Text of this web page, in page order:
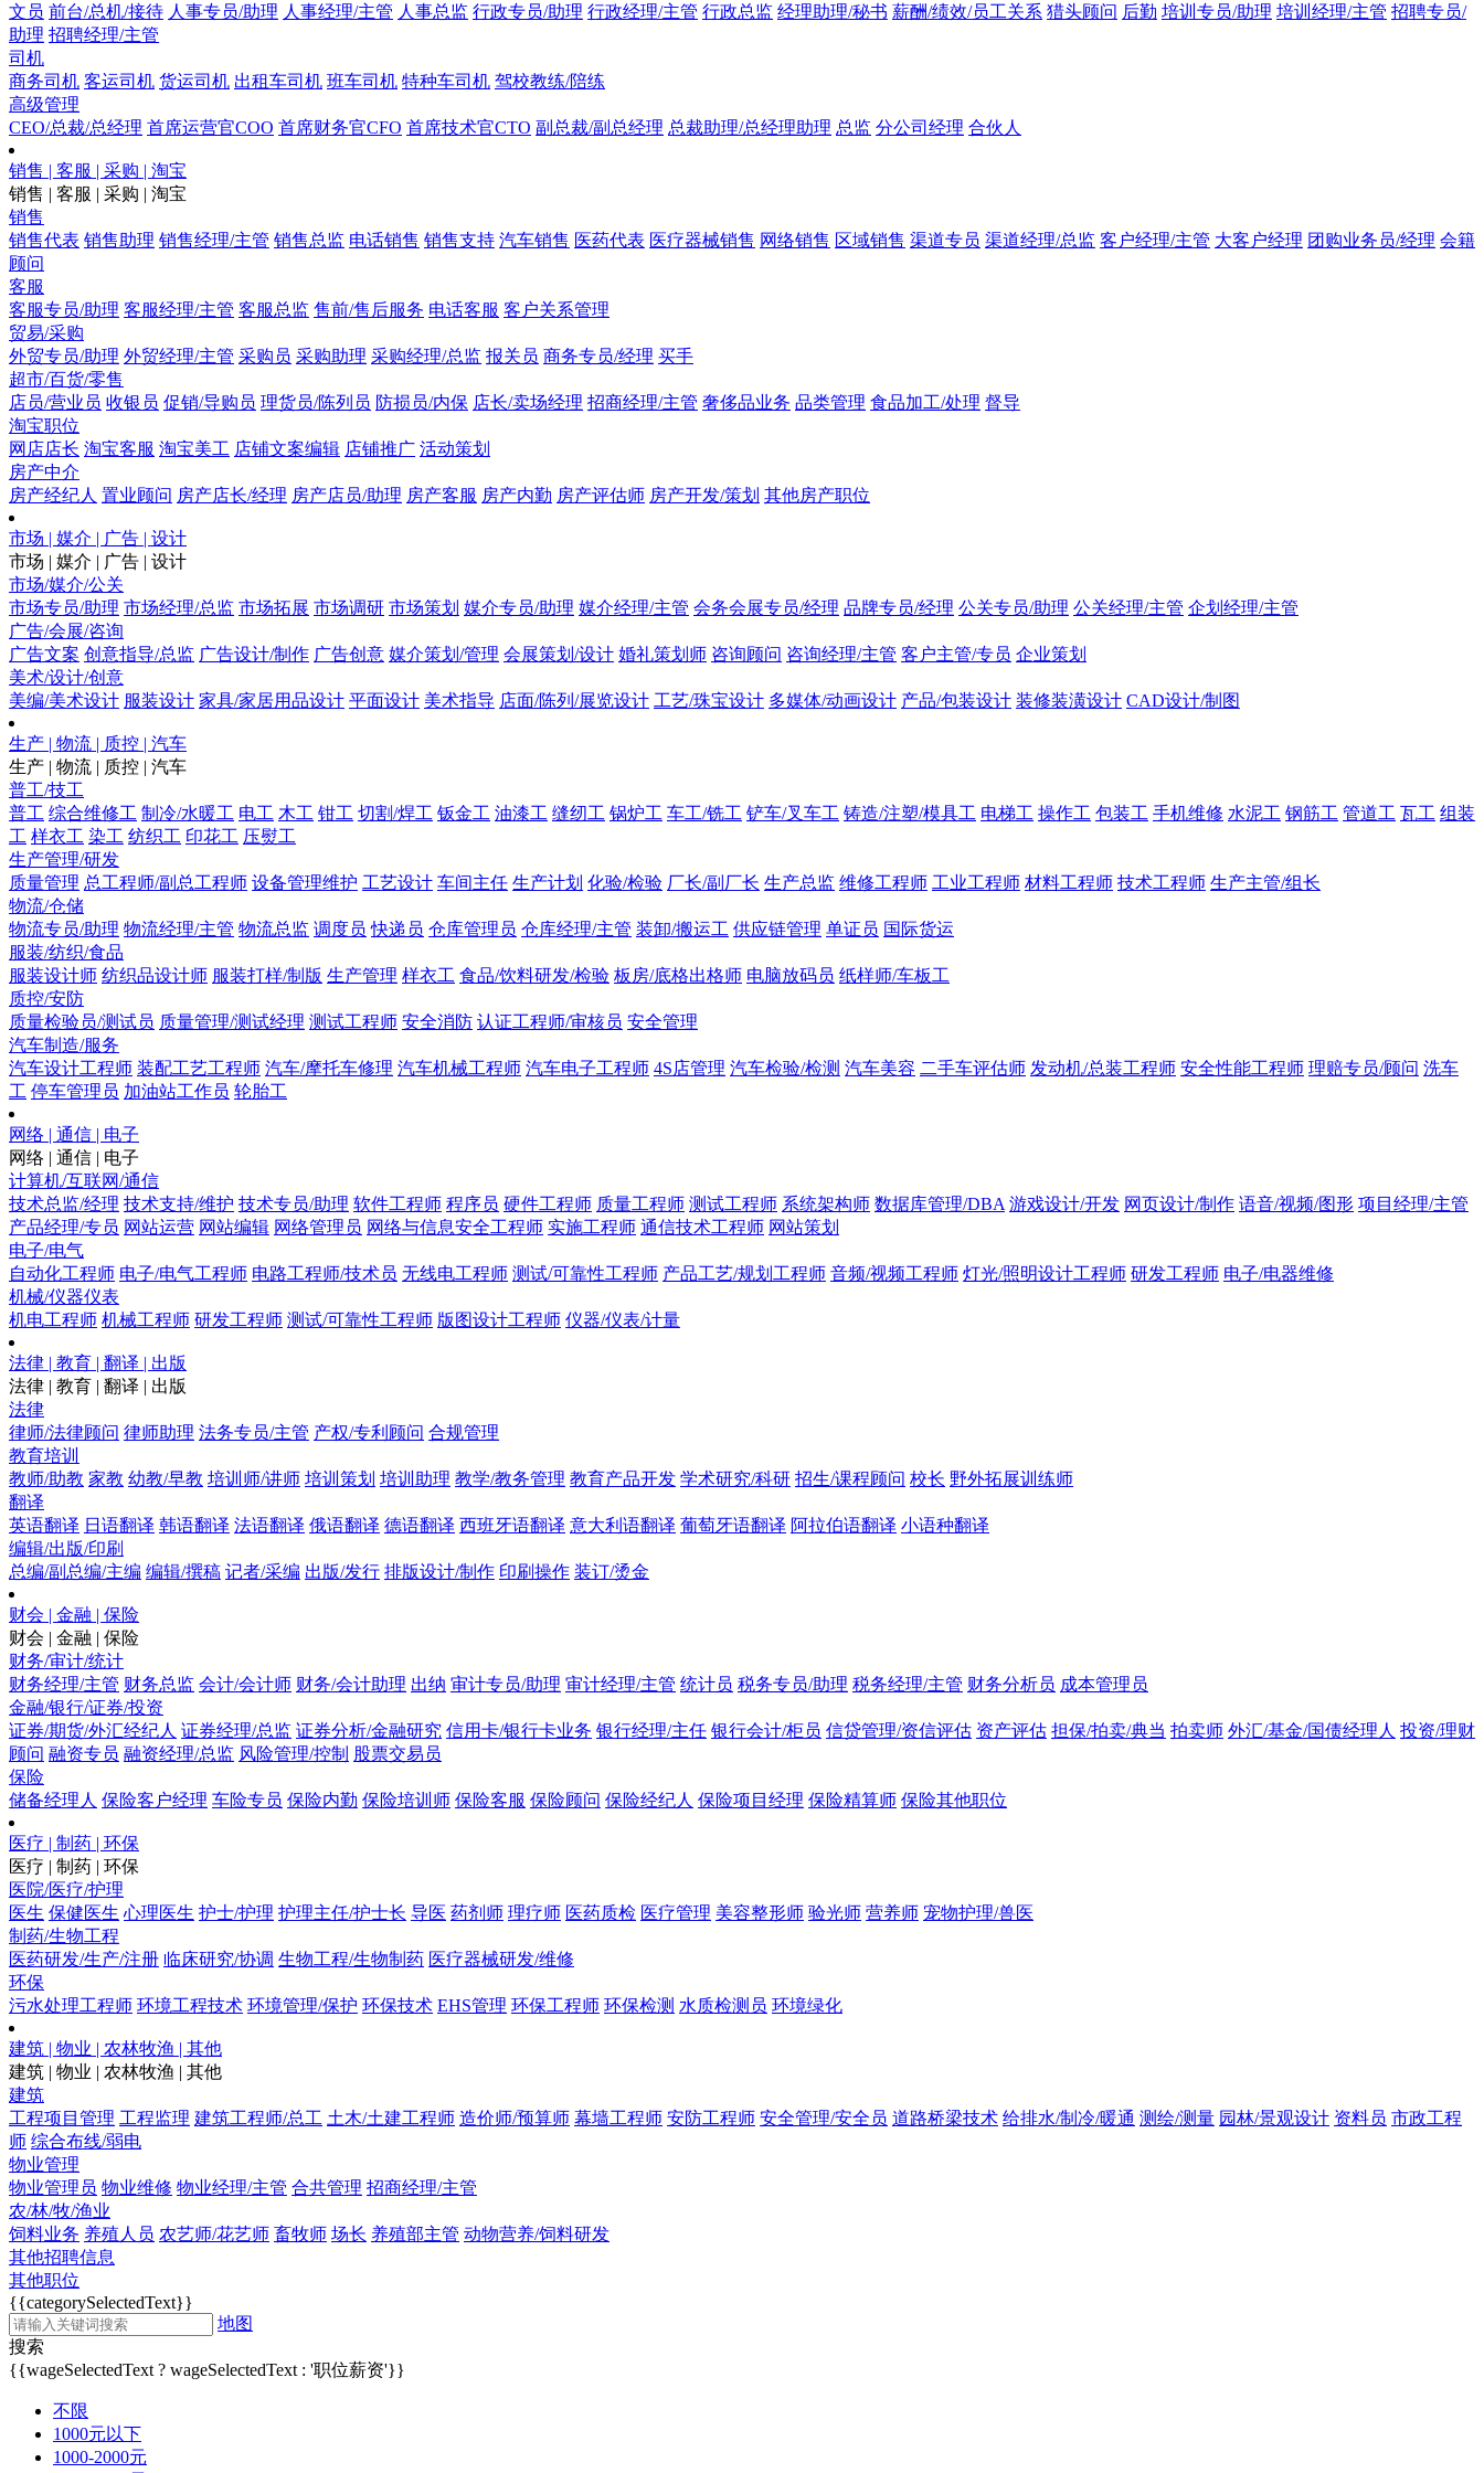
文员 前台/总机/接待 人事专员/助理 人事经理/主管 人事总监 行政专员/助理 行政经理/主管 行政总监 经理助理/秘书 薪酬/绩效/员工关系 猎头顾问 后勤 培训专员/助理 培训经理/主管 招聘专员/
助理 招聘经理/主管
司机
商务司机 客运司机 货运司机 出租车司机 班车司机 特种车司机 驾校教练/陪练
高级管理
CEO/总裁/总经理 首席运营官COO 首席财务官CFO 首席技术官CTO 副总裁/副总经理 总裁助理/总经理助理 总监 分公司经理 合伙人
销售 | 客服 | 采购 | 淘宝
销售 | 客服 | 采购 | 淘宝
销售
销售代表 销售助理 销售经理/主管 销售总监 电话销售 销售支持 汽车销售 医药代表 医疗器械销售 网络销售 区域销售 渠道专员 渠道经理/总监 客户经理/主管 大客户经理 团购业务员/经理 会籍
顾问
客服
客服专员/助理 客服经理/主管 客服总监 售前/售后服务 电话客服 客户关系管理
贸易/采购
外贸专员/助理 外贸经理/主管 采购员 采购助理 采购经理/总监 报关员 商务专员/经理 买手
超市/百货/零售
店员/营业员 收银员 促销/导购员 理货员/陈列员 防损员/内保 店长/卖场经理 招商经理/主管 奢侈品业务 品类管理 食品加工/处理 督导
淘宝职位
网店店长 淘宝客服 淘宝美工 店铺文案编辑 店铺推广 活动策划
房产中介
房产经纪人 置业顾问 房产店长/经理 房产店员/助理 房产客服 房产内勤 房产评估师 房产开发/策划 其他房产职位
市场 | 媒介 | 广告 | 设计
市场 | 媒介 | 广告 | 设计
市场/媒介/公关
市场专员/助理 市场经理/总监 市场拓展 市场调研 市场策划 媒介专员/助理 媒介经理/主管 会务会展专员/经理 品牌专员/经理 公关专员/助理 公关经理/主管 企划经理/主管
广告/会展/咨询
广告文案 创意指导/总监 广告设计/制作 广告创意 媒介策划/管理 会展策划/设计 婚礼策划师 咨询顾问 咨询经理/主管 客户主管/专员 企业策划
美术/设计/创意
美编/美术设计 服装设计 家具/家居用品设计 平面设计 美术指导 店面/陈列/展览设计 工艺/珠宝设计 多媒体/动画设计 产品/包装设计 装修装潢设计 CAD设计/制图
生产 | 物流 | 质控 | 汽车
生产 | 物流 | 质控 | 汽车
普工/技工
普工 综合维修工 制冷/水暖工 电工 木工 钳工 切割/焊工 钣金工 油漆工 缝纫工 锅炉工 车工/铣工 铲车/叉车工 铸造/注塑/模具工 电梯工 操作工 包装工 手机维修 水泥工 钢筋工 管道工 瓦工 组装
工 样衣工 染工 纺织工 印花工 压熨工
生产管理/研发
质量管理 总工程师/副总工程师 设备管理维护 工艺设计 车间主任 生产计划 化验/检验 厂长/副厂长 生产总监 维修工程师 工业工程师 材料工程师 技术工程师 生产主管/组长
物流/仓储
物流专员/助理 物流经理/主管 物流总监 调度员 快递员 仓库管理员 仓库经理/主管 装卸/搬运工 供应链管理 单证员 国际货运
服装/纺织/食品
服装设计师 纺织品设计师 服装打样/制版 生产管理 样衣工 食品/饮料研发/检验 板房/底格出格师 电脑放码员 纸样师/车板工
质控/安防
质量检验员/测试员 质量管理/测试经理 测试工程师 安全消防 认证工程师/审核员 安全管理
汽车制造/服务
汽车设计工程师 装配工艺工程师 汽车/摩托车修理 汽车机械工程师 汽车电子工程师 4S店管理 汽车检验/检测 汽车美容 二手车评估师 发动机/总装工程师 安全性能工程师 理赔专员/顾问 洗车
工 停车管理员 加油站工作员 轮胎工
网络 | 通信 | 电子
网络 | 通信 | 电子
计算机/互联网/通信
技术总监/经理 技术支持/维护 技术专员/助理 软件工程师 程序员 硬件工程师 质量工程师 测试工程师 系统架构师 数据库管理/DBA 游戏设计/开发 网页设计/制作 语音/视频/图形 项目经理/主管
产品经理/专员 网站运营 网站编辑 网络管理员 网络与信息安全工程师 实施工程师 通信技术工程师 网站策划
电子/电气
自动化工程师 电子/电气工程师 电路工程师/技术员 无线电工程师 测试/可靠性工程师 产品工艺/规划工程师 音频/视频工程师 灯光/照明设计工程师 研发工程师 电子/电器维修
机械/仪器仪表
机电工程师 机械工程师 研发工程师 测试/可靠性工程师 版图设计工程师 仪器/仪表/计量
法律 | 教育 | 翻译 | 出版
法律 | 教育 | 翻译 | 出版
法律
律师/法律顾问 律师助理 法务专员/主管 产权/专利顾问 合规管理
教育培训
教师/助教 家教 幼教/早教 培训师/讲师 培训策划 培训助理 教学/教务管理 教育产品开发 学术研究/科研 招生/课程顾问 校长 野外拓展训练师
翻译
英语翻译 日语翻译 韩语翻译 法语翻译 俄语翻译 德语翻译 西班牙语翻译 意大利语翻译 葡萄牙语翻译 阿拉伯语翻译 小语种翻译
编辑/出版/印刷
总编/副总编/主编 编辑/撰稿 记者/采编 出版/发行 排版设计/制作 印刷操作 装订/烫金
财会 | 金融 | 保险
财会 | 金融 | 保险
财务/审计/统计
财务经理/主管 财务总监 会计/会计师 财务/会计助理 出纳 审计专员/助理 审计经理/主管 统计员 税务专员/助理 税务经理/主管 财务分析员 成本管理员
金融/银行/证券/投资
证券/期货/外汇经纪人 证券经理/总监 证券分析/金融研究 信用卡/银行卡业务 银行经理/主任 银行会计/柜员 信贷管理/资信评估 资产评估 担保/拍卖/典当 拍卖师 外汇/基金/国债经理人 投资/理财
顾问 融资专员 融资经理/总监 风险管理/控制 股票交易员
保险
储备经理人 保险客户经理 车险专员 保险内勤 保险培训师 保险客服 保险顾问 保险经纪人 保险项目经理 保险精算师 保险其他职位
医疗 | 制药 | 环保
医疗 | 制药 | 环保
医院/医疗/护理
医生 保健医生 心理医生 护士/护理 护理主任/护士长 导医 药剂师 理疗师 医药质检 医疗管理 美容整形师 验光师 营养师 宠物护理/兽医
制药/生物工程
医药研发/生产/注册 临床研究/协调 生物工程/生物制药 医疗器械研发/维修
环保
污水处理工程师 环境工程技术 环境管理/保护 环保技术 EHS管理 环保工程师 环保检测 水质检测员 环境绿化
建筑 | 物业 | 农林牧渔 | 其他
建筑 | 物业 | 农林牧渔 | 其他
建筑
工程项目管理 工程监理 建筑工程师/总工 土木/土建工程师 造价师/预算师 幕墙工程师 安防工程师 安全管理/安全员 道路桥梁技术 给排水/制冷/暖通 测绘/测量 园林/景观设计 资料员 市政工程
师 综合布线/弱电
物业管理
物业管理员 物业维修 物业经理/主管 合共管理 招商经理/主管
农/林/牧/渔业
饲料业务 养殖人员 农艺师/花艺师 畜牧师 场长 养殖部主管 动物营养/饲料研发
其他招聘信息
其他职位
{{categorySelectedText}}
地图
搜索
{{wageSelectedText ? wageSelectedText : '职位薪资'}}
不限
1000元以下
1000-2000元